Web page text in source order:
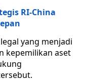
RI-China
yang menjadi
kepemilikan aset